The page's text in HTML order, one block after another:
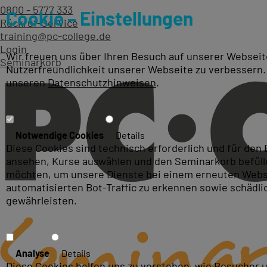
0800 - 5777 333
Rückruf-Service
training@pc-college.de
Login
Seminarkorb
Kurse zum Thema: Adobe
Cookie – Einstellungen
Wir freuen uns über Ihren Besuch auf unserer
Nutzerfreundlichkeit unserer Webseite zu
unserenDatenschutzhinweisen.
Notwendige Cookies Details
Diese Cookies sind technisch erforderlich und für
ansehen, Kurse auswählen und den Seminarkorb
möchten, um unsere Dienste bei einem erneuten
automatisierten Bot-Traffic zu erkennen sowie
gewährleisten.
Analyse Details